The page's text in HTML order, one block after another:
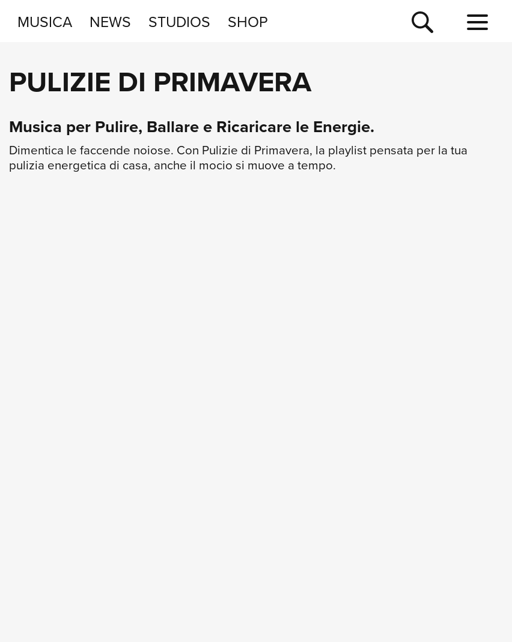
MUSICA NEWS STUDIOS SHOP
PULIZIE DI PRIMAVERA
Musica per Pulire, Ballare e Ricaricare le Energie.
Dimentica le faccende noiose. Con Pulizie di Primavera, la playlist pensata per la tua
pulizia energetica di casa, anche il mocio si muove a tempo.
SHOP
NEWS